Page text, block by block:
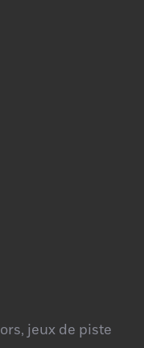
jeux de piste